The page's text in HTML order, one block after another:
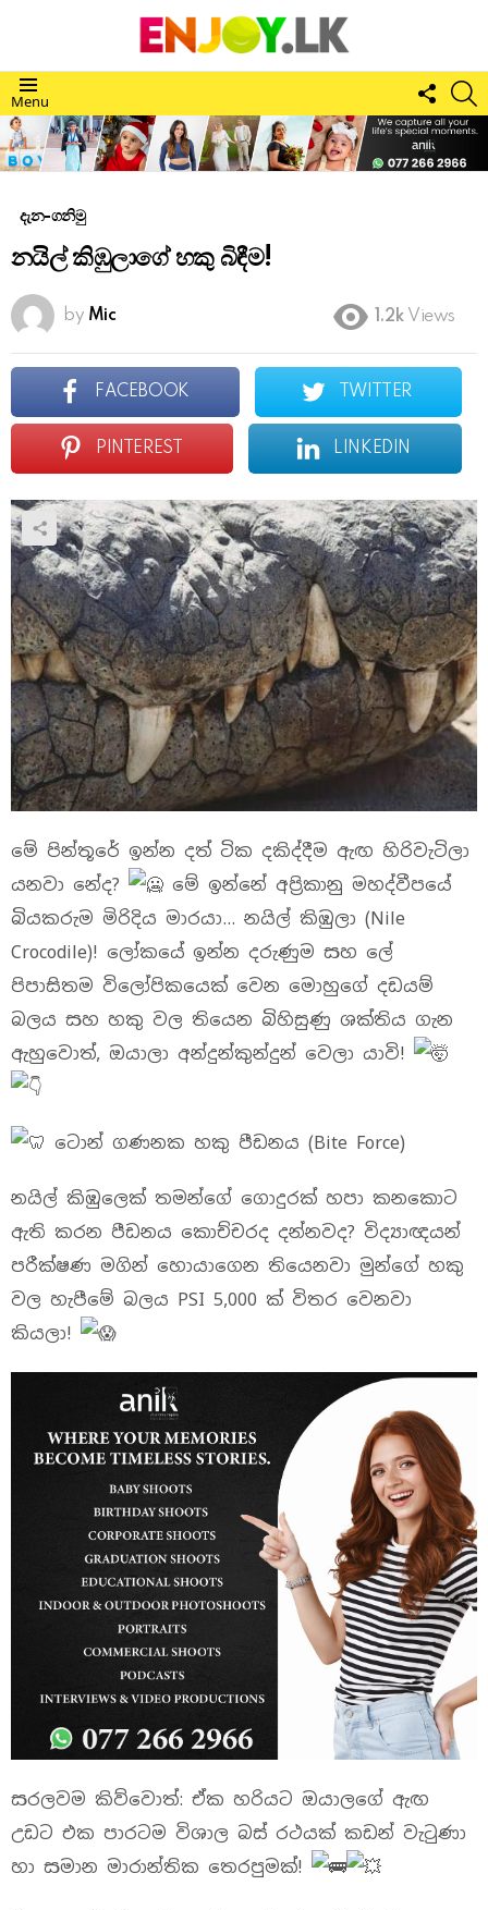
Menu
US
දැන-ගනිමු
නයිල් කිඹුලාගේ හකු බිඳීම!
by Mic 1.2k Views
FACEBOOK TWITTER
PINTEREST LINKEDIN
මේ පින්තූරේ ඉන්න දත් ටික දකිද්දීම ඇඟ හිරිවැටිලා
යනවා නේද?
මේ ඉන්නේ අප්‍රිකානු මහද්වීපයේ
බියකරුම මිරිදිය මාරයා… නයිල් කිඹුලා (Nile
Crocodile)! ලෝකයේ ඉන්න දරුණුම සහ ලේ
පිපාසිතම විලෝපිකයෙක් වෙන මොහුගේ දඩයම්
බලය සහ හකු වල තියෙන බිහිසුණු ශක්තිය ගැන
ඇහුවොත්, ඔයාලා අන්දුන්කුන්දුන් වෙලා යාවි!
ටොන් ගණනක හකු පීඩනය (Bite Force)
නයිල් කිඹුලෙක් තමන්ගේ ගොදුරක් හපා කනකොට
ඇති කරන පීඩනය කොච්චරද දන්නවද? විද්‍යාඥයන්
පරීක්ෂණ මගින් හොයාගෙන තියෙනවා මුන්ගේ හකු
වල හැපීමේ බලය PSI 5,000 ක් විතර වෙනවා
කියලා!
සරලවම කිව්වොත්: ඒක හරියට ඔයාලගේ ඇඟ
උඩට එක පාරටම විශාල බස් රථයක් කඩන් වැටුණා
හා සමාන මාරාන්තික තෙරපුමක්!